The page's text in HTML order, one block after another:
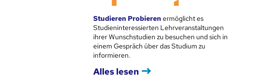
Studieren Probieren ermöglicht es
Studieninteressierten Lehrveranstaltungen
ihrer Wunschstudien zu besuchen und sich in
einem Gespräch über das Studium zu
informieren.
Alles lesen